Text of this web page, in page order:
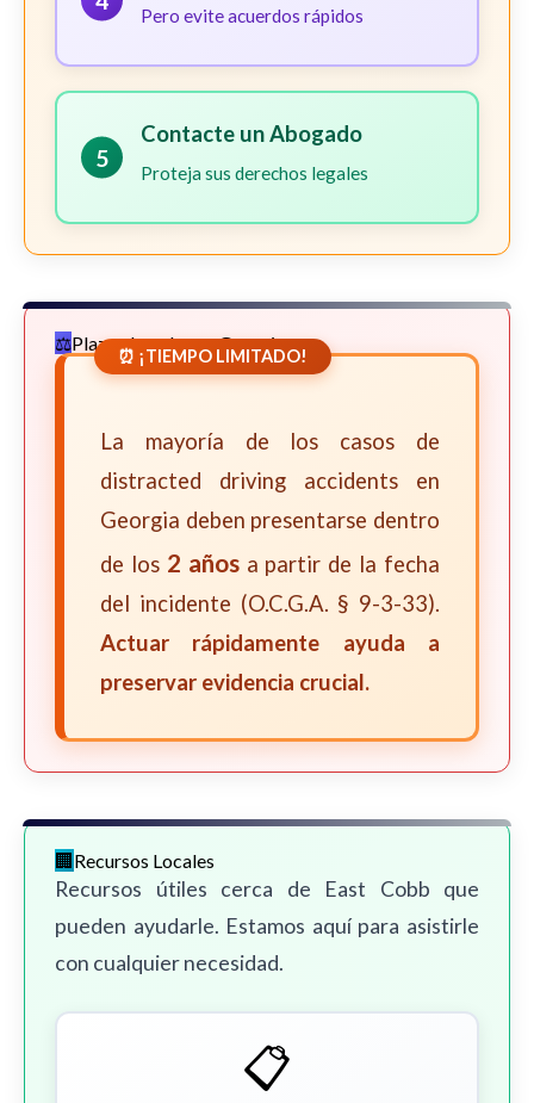
Pero evite acuerdos rápidos
5
Contacte un Abogado
Proteja sus derechos legales
Plazos Legales en Georgia
⏰ ¡TIEMPO LIMITADO!
La mayoría de los casos de
distracted driving accidents en
Georgia deben presentarse dentro
de los 2 añosa partir de la fecha
del incidente (O.C.G.A. § 9-3-33).
Actuar rápidamente ayuda a
preservar evidencia crucial.
Recursos Locales
Recursos útiles cerca de East Cobb que
pueden ayudarle. Estamos aquí para asistirle
con cualquier necesidad.
📋